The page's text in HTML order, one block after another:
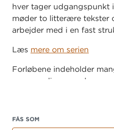
hver tager udgangspunkt
møder to litterære tekster
arbejder med i en fast
Læs mere om serien
Forløbene indeholder
opgaver, ligesom
I alle forløb er der fokus på
FÅS SOM